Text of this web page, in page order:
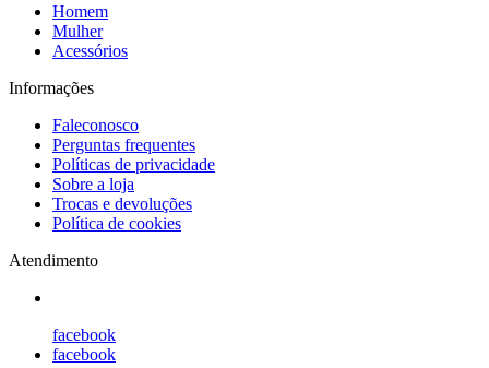
Homem
Mulher
Acessórios
Informações
Faleconosco
Perguntas frequentes
Políticas de privacidade
Sobre a loja
Trocas e devoluções
Política de cookies
Atendimento
facebook
facebook